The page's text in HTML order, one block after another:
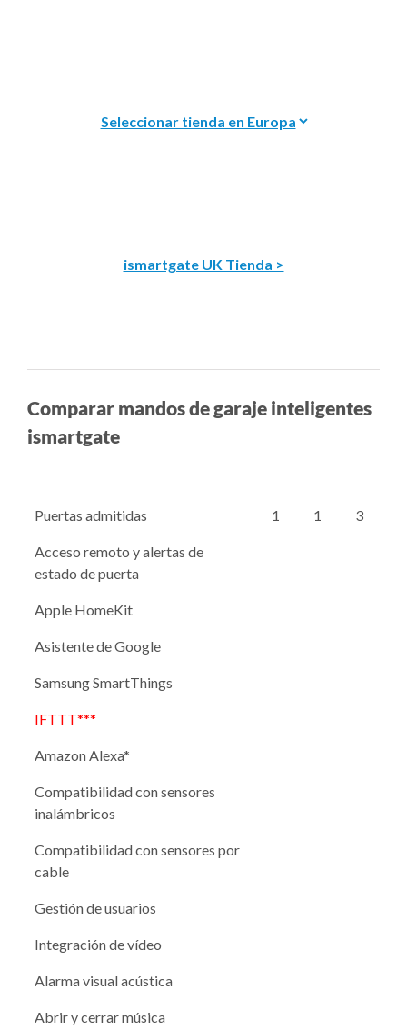
ismartgate UK Tienda >
Comparar mandos de garaje inteligentes
ismartgate
Puertas admitidas 1 1 3
Acceso remoto y alertas de
estado de puerta
Apple HomeKit
Asistente de Google
Samsung SmartThings
IFTTT***
Amazon Alexa*
Compatibilidad con sensores
inalámbricos
Compatibilidad con sensores por
cable
Gestión de usuarios
Integración de vídeo
Alarma visual acústica
Abrir y cerrar música